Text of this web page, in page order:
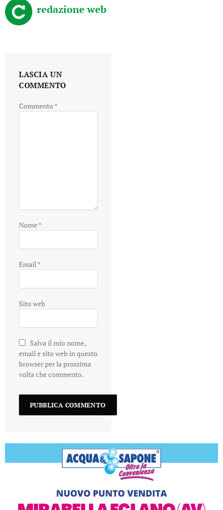
redazione web
LASCIA UN
COMMENTO
Commento *
Nome*
Email*
Sito web
Salva il mio nome,
email e sito web in questo
browser per la prossima
volta che commento.